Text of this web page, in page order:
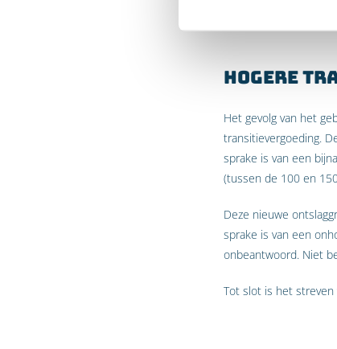
Hogere
Het gevolg van het
transitievergoeding.
sprake is van een
(tussen de 100 en
Deze nieuwe
sprake is van een
onbeantwoord. Niet
Tot slot is het